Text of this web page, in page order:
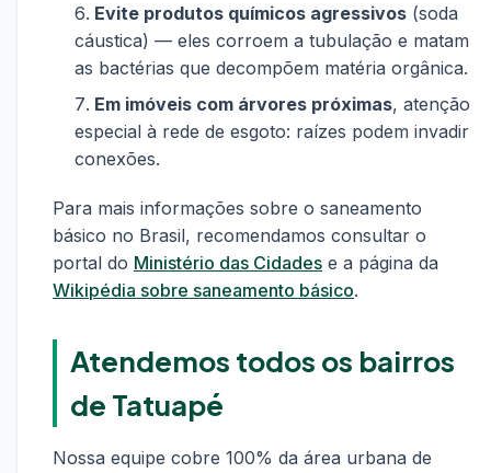
Evite produtos químicos agressivos (soda
cáustica) — eles corroem a tubulação e matam
as bactérias que decompõem matéria orgânica.
Em imóveis com árvores próximas, atenção
especial à rede de esgoto: raízes podem invadir
conexões.
Para mais informações sobre o saneamento
básico no Brasil, recomendamos consultar o
portal do Ministério das Cidades e a página da
Wikipédia sobre saneamento básico.
Atendemos todos os bairros
de Tatuapé
Nossa equipe cobre 100% da área urbana de